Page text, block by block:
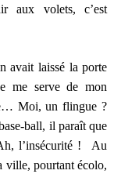
aux volets, c’est
laissé la porte
me serve de mon
Moi, un flingue ?
ball, il paraît que
l’insécurité ! Au
ville, pourtant écolo,